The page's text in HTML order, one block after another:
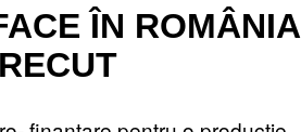
ÎN ROMÂNIA